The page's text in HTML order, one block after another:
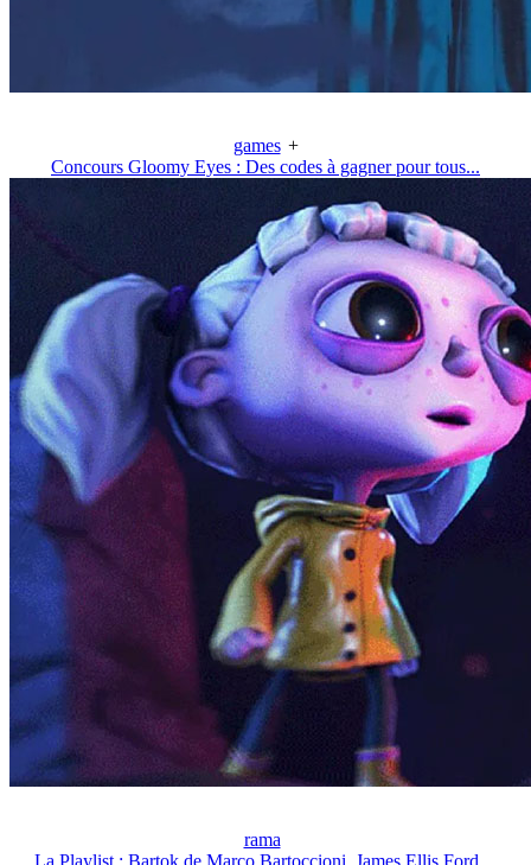
games +
Concours Gloomy Eyes : Des codes à gagner pour tous...
rama
La Playlist : Bartok de Marco Bartoccioni, James Ellis Ford,...